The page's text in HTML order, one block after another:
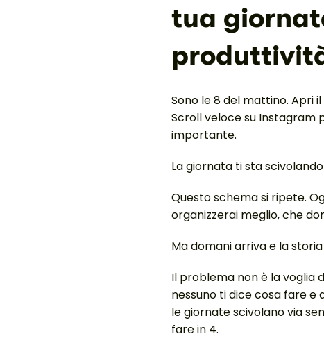
tua
Sono le 8 del mattino. Apri
Scroll veloce su Instagram
importante.
La giornata ti sta scivolando
Questo schema si ripete.
organizzerai meglio, che
Ma domani arriva e la
Il problema non è la voglia
nessuno ti dice cosa fare e
le giornate scivolano via
fare in 4.